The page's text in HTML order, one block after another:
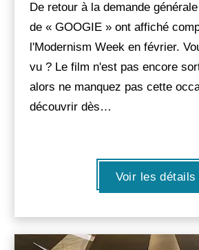
De retour à la demande
de « GOOGIE » ont affiché
l'Modernism Week en février.
vu ? Le film n'est pas encore
alors ne manquez pas cette
découvrir dès…
Voir les détails